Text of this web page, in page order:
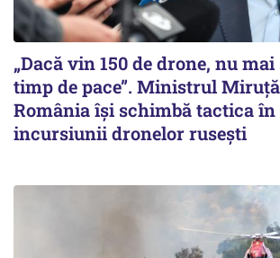
„Dacă vin 150 de drone, nu
timp de pace”. Ministrul
România își schimbă tactica
incursiunii dronelor rusești